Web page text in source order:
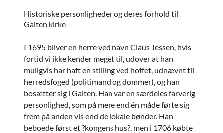
Historiske personligheder og deres forhold til
Galten kirke
I 1695 bliver en herre ved navn Claus Jessen, hvis
fortid vi ikke kender meget til, udover at han
muligvis har haft en stilling ved hoffet, udnævnt til
herredsfoged (politimand og dommer), og han
bosætter sig i Galten. Han var en særdeles farverig
personlighed, som på mere end én måde førte sig
frem på anden vis end de lokale bønder. Han
beboede først et ?kongens hus?, men i 1706 købte